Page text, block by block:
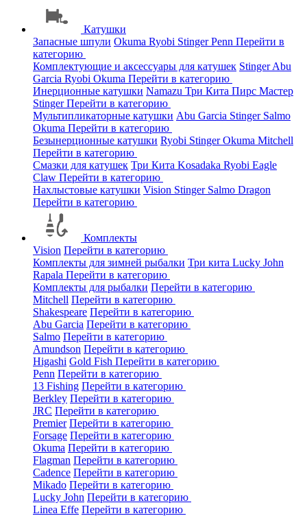
Катушки
Запасные шпули Okuma Ryobi StingerPenn Перейти в
категорию
Комплектующие и аксессуары для катушек StingerAbu
Garcia Ryobi Okuma Перейти в категорию
Инерционные катушки Namazu Три Кита Пирс Мастер
StingerПерейти в категорию
Мультипликаторные катушки Abu Garcia Stinger Salmo
Okuma Перейти в категорию
Безынерционные катушки Ryobi StingerOkuma Mitchell
Перейти в категорию
Смазки для катушек Три Кита Kosadaka Ryobi Eagle
Claw Перейти в категорию
Нахлыстовые катушки Vision Stinger Salmo Dragon
Перейти в категорию
Комплекты
Vision Перейти в категорию
Комплекты для зимней рыбалки Три кита Lucky John
Rapala Перейти в категорию
Комплекты для рыбалки Перейти в категорию
Mitchell Перейти в категорию
Shakespeare Перейти в категорию
Abu Garcia Перейти в категорию
Salmo Перейти в категорию
Amundson Перейти в категорию
Higashi Gold Fish Перейти в категорию
Penn Перейти в категорию
13 Fishing Перейти в категорию
Berkley Перейти в категорию
JRC Перейти в категорию
Premier Перейти в категорию
Forsage Перейти в категорию
Okuma Перейти в категорию
Flagman Перейти в категорию
Cadence Перейти в категорию
Mikado Перейти в категорию
Lucky John Перейти в категорию
Linea Effe Перейти в категорию